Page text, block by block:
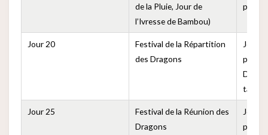
de la Pluie, Jour de
l’Ivresse de Bambou)
prier
Jour 20
Festival de la Répartition
des Dragons
Jour
tâches
Jour 25
Festival de la Réunion des
Dragons
Jour